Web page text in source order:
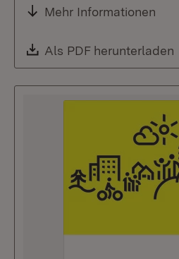
Mehr Informationen
Download:
Als PDF herunterladen